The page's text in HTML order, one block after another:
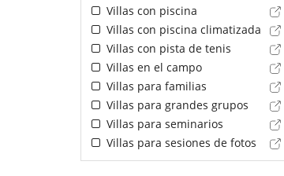
Villas con piscina
Villas con piscina climatizada
Villas con pista de tenis
Villas en el campo
Villas para familias
Villas para grandes grupos
Villas para seminarios
Villas para sesiones de fotos